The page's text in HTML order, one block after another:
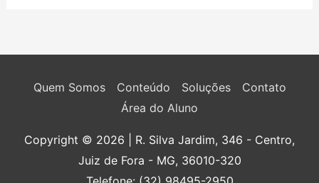
Quem Somos Conteúdo Soluções
Contato
Área do Aluno
Copyright © 2026
| R. Silva Jardim, 346 - Centro,
Juiz de Fora - MG, 36010-320